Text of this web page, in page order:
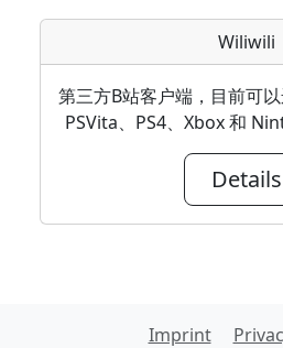
Wiliwili
第三方B站客户端，目前可以
PSVita、PS4、Xbox 和
Details
Imprint